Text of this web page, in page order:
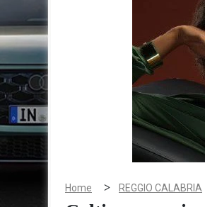
Home > REGGIO CALABRIA